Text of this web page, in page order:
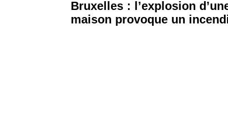
Bruxelles : l’explosion
maison provoque un